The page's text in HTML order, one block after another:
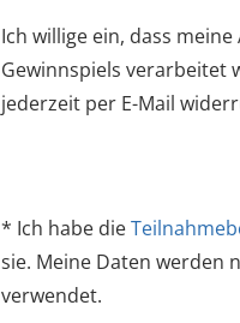
Ich willige ein, dass
Gewinnspiels verarbeitet
jederzeit per E-Mail
* Ich habe die
sie. Meine Daten werden
verwendet.